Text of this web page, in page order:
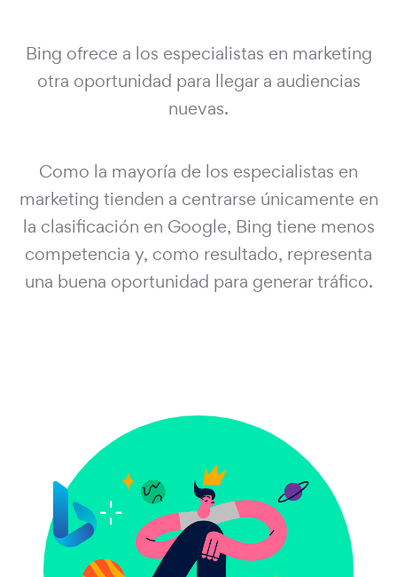
Bing ofrece a los especialistas en marketing
otra oportunidad para llegar a audiencias
nuevas.
Como la mayoría de los especialistas en
marketing tienden a centrarse únicamente en
la clasificación en Google, Bing tiene menos
competencia y, como resultado, representa
una buena oportunidad para generar tráfico.